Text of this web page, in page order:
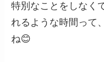
特別なことをしなく
れるような時間って
ね😊